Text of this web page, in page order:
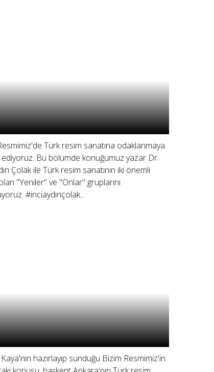
Türk resim sanatına odaklanmaya
Bu bölümde konuğumuz yazar Dr.
Çolak ile Türk resim sanatının iki önemli
"Yeniler" ve "Onlar" gruplarını
#inciaydınçolak...
hazırlayıp sunduğu Bizim Resmimiz'in